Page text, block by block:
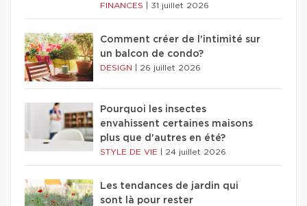
FINANCES 31 juillet 2026
Comment créer de l'intimité sur
un balcon de condo?
DESIGN 26 juillet 2026
Pourquoi les insectes
envahissent certaines maisons
plus que d'autres en été?
STYLE DE VIE 24 juillet 2026
Les tendances de jardin qui
sont là pour rester